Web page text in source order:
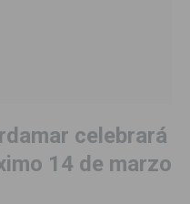
celebrará
14 de marzo